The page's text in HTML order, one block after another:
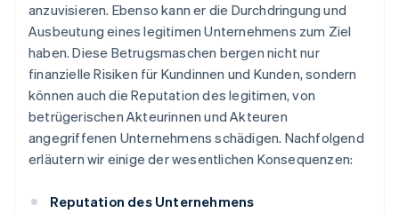
anzuvisieren. Ebenso kann er die Durchdringung und
Ausbeutung eines legitimen Unternehmens zum Ziel
haben. Diese Betrugsmaschen bergen nicht nur
finanzielle Risiken für Kundinnen und Kunden, sondern
können auch die Reputation des legitimen, von
betrügerischen Akteurinnen und Akteuren
angegriffenen Unternehmens schädigen. Nachfolgend
erläutern wir einige der wesentlichen Konsequenzen:
Reputation des Unternehmens